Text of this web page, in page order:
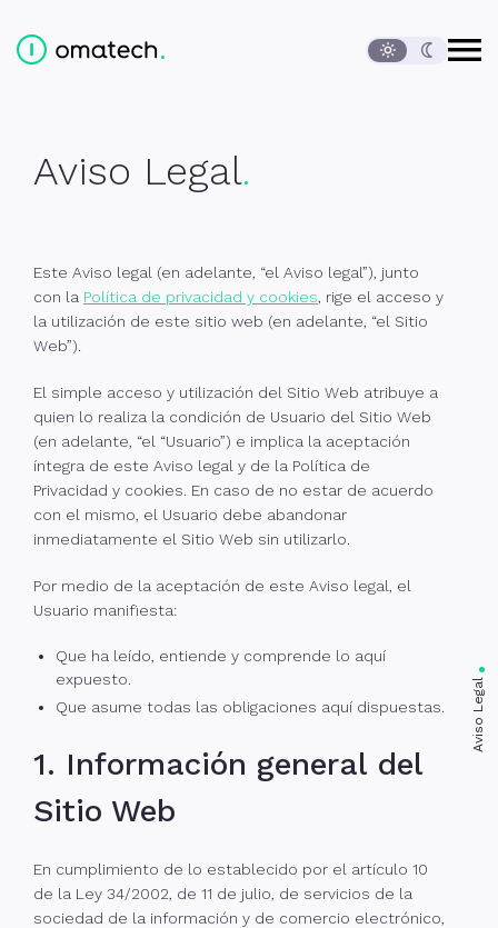
Ediversa Tech, S.L.
Contenido de la página
Aviso Legal
Aviso Legal
Este Aviso legal (en adelante, “el Aviso legal”), junto
con la Política de privacidad y cookies, rige el acceso y
la utilización de este sitio web (en adelante, “el Sitio
Web”).
El simple acceso y utilización del Sitio Web atribuye a
quien lo realiza la condición de Usuario del Sitio Web
(en adelante, “el “Usuario”) e implica la aceptación
íntegra de este Aviso legal y de la Política de
Privacidad y cookies. En caso de no estar de acuerdo
con el mismo, el Usuario debe abandonar
inmediatamente el Sitio Web sin utilizarlo.
Por medio de la aceptación de este Aviso legal, el
Usuario manifiesta:
Que ha leído, entiende y comprende lo aquí
expuesto.
Que asume todas las obligaciones aquí dispuestas.
1. Información general del
Sitio Web
En cumplimiento de lo establecido por el artículo 10
de la Ley 34/2002, de 11 de julio, de servicios de la
sociedad de la información y de comercio electrónico,